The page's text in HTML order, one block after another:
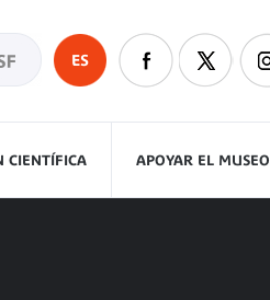
ES
CIENTÍFICA APOYAR EL MUSEO